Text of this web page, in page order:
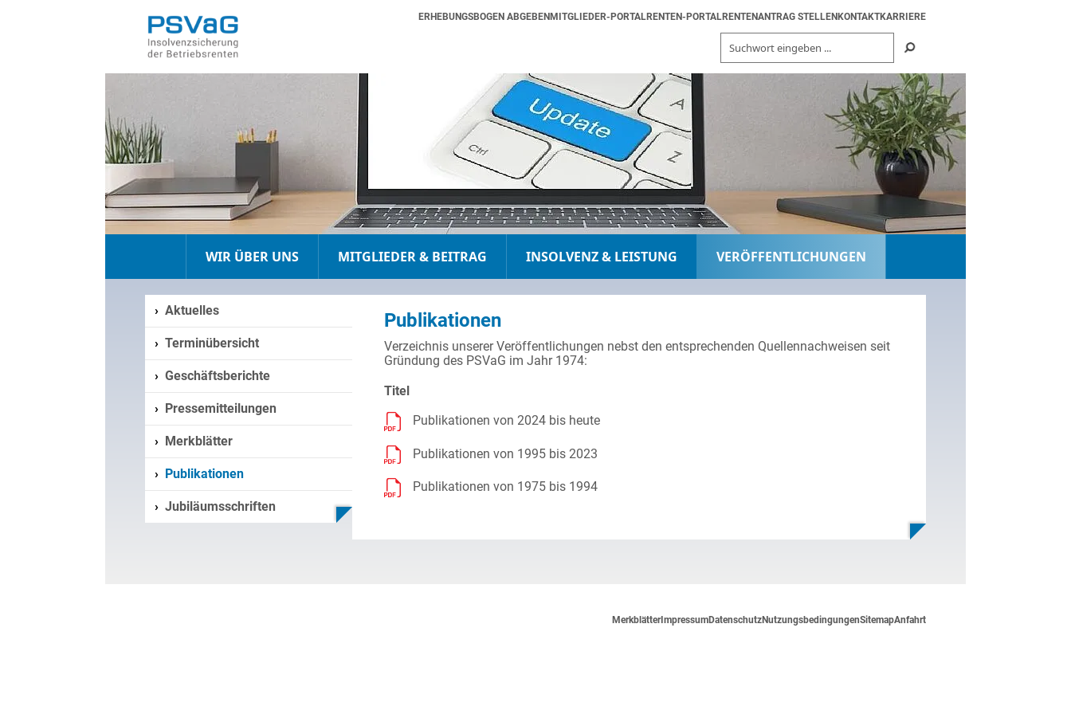
ERHEBUNGSBOGEN ABGEBEN MITGLIEDER-PORTALRENTEN-PORTALRENTENANTRAG STELLEN KONTAKTKARRIERE
WIR ÜBER UNS MITGLIEDER & BEITRAG INSOLVENZ & LEISTUNG VERÖFFENTLICHUNGEN
Aktuelles
Terminübersicht
Geschäftsberichte
Pressemitteilungen
Merkblätter
Publikationen
Jubiläumsschriften
Publikationen
Verzeichnis unserer Veröffentlichungen nebst den entsprechenden Quellennachweisen seit
Gründung des PSVaG im Jahr 1974:
Titel
Publikationen von 2024 bis heute
Publikationen von 1995 bis 2023
Publikationen von 1975 bis 1994
MerkblätterImpressumDatenschutzNutzungsbedingungenSitemapAnfahrt